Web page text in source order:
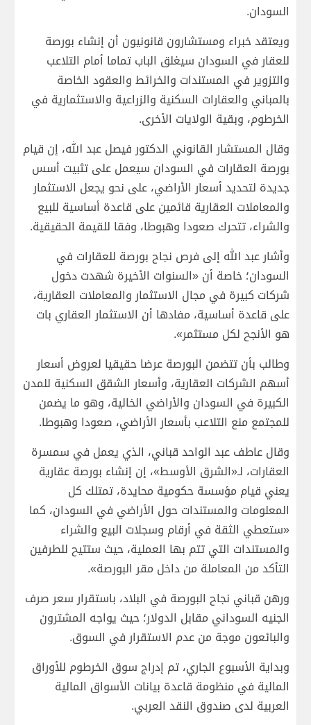
السودان.
ويعتقد خبراء ومستشارون قانونيون أن إنشاء بورصة
للعقار في السودان سيغلق الباب تماما أمام التلاعب
والتزوير في المستندات والخرائط والعقود الخاصة
بالمباني والعقارات السكنية والزراعية والاستثمارية في
الخرطوم، وبقية الولايات الأخرى.
وقال المستشار القانوني الدكتور فيصل عبد الله، إن قيام
بورصة العقارات في السودان سيعمل على تثبيت أسس
جديدة لتحديد أسعار الأراضي، على نحو يجعل الاستثمار
والمعاملات العقارية قائمين على قاعدة أساسية للبيع
والشراء، تتحرك صعودا وهبوطا، وفقا للقيمة الحقيقية.
وأشار عبد الله إلى فرص نجاح بورصة للعقارات في
السودان؛ خاصة أن «السنوات الأخيرة شهدت دخول
شركات كبيرة في مجال الاستثمار والمعاملات العقارية،
على قاعدة أساسية، مفادها أن الاستثمار العقاري بات
هو الأنجح لكل مستثمر».
وطالب بأن تتضمن البورصة عرضا حقيقيا لعروض أسعار
أسهم الشركات العقارية، وأسعار الشقق السكنية للمدن
الكبيرة في السودان والأراضي الخالية، وهو ما يضمن
للمجتمع منع التلاعب بأسعار الأراضي، صعودا وهبوطا.
وقال عاطف عبد الواحد قباني، الذي يعمل في سمسرة
العقارات، لـ«الشرق الأوسط»، إن إنشاء بورصة عقارية
يعني قيام مؤسسة حكومية محايدة، تمتلك كل
المعلومات والمستندات حول الأراضي في السودان، كما
«ستعطي الثقة في أرقام وسجلات البيع والشراء
والمستندات التي تتم بها العملية، حيث ستتيح للطرفين
التأكد من المعاملة من داخل مقر البورصة».
ورهن قباني نجاح البورصة في البلاد، باستقرار سعر صرف
الجنيه السوداني مقابل الدولار؛ حيث يواجه المشترون
والبائعون موجة من عدم الاستقرار في السوق.
وبداية الأسبوع الجاري، تم إدراج سوق الخرطوم للأوراق
المالية في منظومة قاعدة بيانات الأسواق المالية
العربية لدى صندوق النقد العربي.